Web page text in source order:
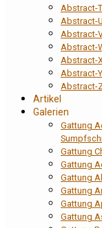
Abstract-T
Abstract-U
Abstract-
Abstract-
Abstract-
Abstract-Y
Abstract-
Artikel
Galerien
Gattung
Gattung
Gattung
Gattung
Gattung
Gattung
Gattung